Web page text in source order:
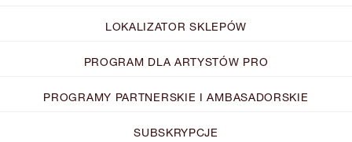
LOKALIZATOR SKLEPÓW
PROGRAM DLA ARTYSTÓW PRO
PROGRAMY PARTNERSKIE I AMBASADORSKIE
SUBSKRYPCJE